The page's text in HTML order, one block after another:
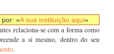
por: «A sua instituição aqui»
relaciona-se com a forma como
a si mesmo, dentro do seu
.